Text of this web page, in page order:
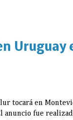
Uruguay
tocará en
anuncio fue